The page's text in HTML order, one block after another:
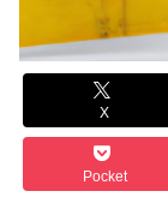
X
Pocket